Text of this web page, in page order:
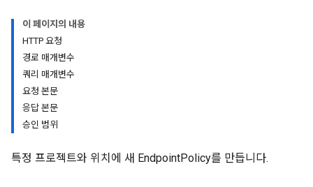
이 페이지의 내용
HTTP 요청
경로 매개변수
쿼리 매개변수
요청 본문
응답 본문
승인 범위
특정 프로젝트와 위치에 새 EndpointPolicy를 만듭니다.